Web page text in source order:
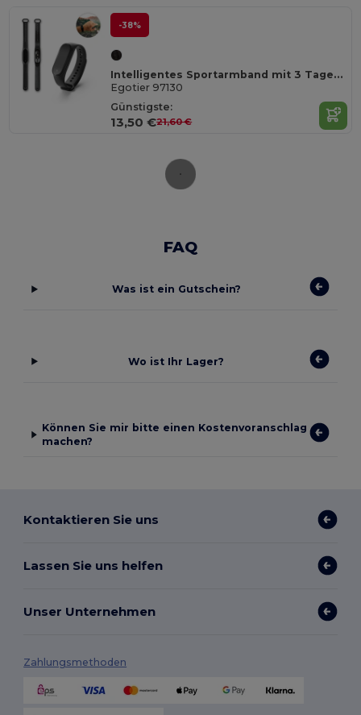
-38%
Intelligentes Sportarmband mit 3 Tagen Akkulaufzeit aus ABS und TPU
Egotier 97130
Günstigste:
13,50 €21,60 €
FAQ
Was ist ein Gutschein?
Wo ist Ihr Lager?
Können Sie mir bitte einen Kostenvoranschlag
machen?
Kontaktieren Sie uns
Lassen Sie uns helfen
Unser Unternehmen
Zahlungsmethoden